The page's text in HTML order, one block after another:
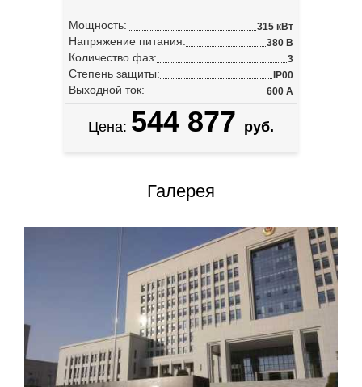
Мощность: 315 кВт
Напряжение питания: 380 В
Количество фаз: 3
Степень защиты: IP00
Выходной ток: 600 А
Цена: 544 877 руб.
Галерея